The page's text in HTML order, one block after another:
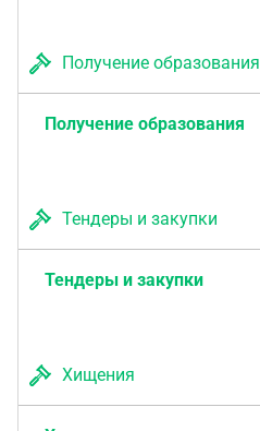
Получение образования
Получение образования
Тендеры и закупки
Тендеры и закупки
Хищения